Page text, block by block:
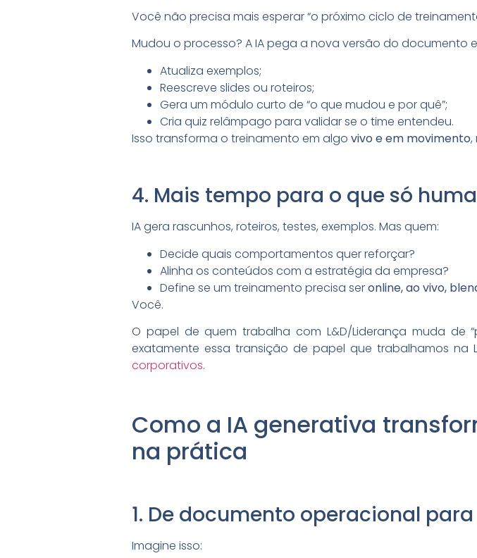
Você não precisa mais esperar “o próximo ciclo de
Mudou o processo? A IA pega a nova versão do documento
Atualiza exemplos;
Reescreve slides ou roteiros;
Gera um módulo curto de “o que mudou e por quê”;
Cria quiz relâmpago para validar se o time entendeu.
Isso transforma o treinamento em algo vivo e em movimento,
4. Mais tempo para o que só
IA gera rascunhos, roteiros, testes, exemplos. Mas quem:
Decide quais comportamentos quer reforçar?
Alinha os conteúdos com a estratégia da empresa?
Define se um treinamento precisa seronline, ao vivo,
Você.
O papel de quem trabalha com L&D/Liderança muda de
exatamente essa transição de papel que trabalhamos na
corporativos.
Como a IA generativa
na prática
1. De documento operacional
Imagine isso: